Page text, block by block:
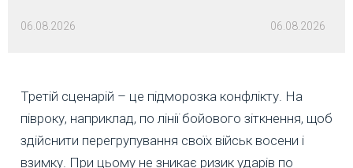
06.08.2026 06.08.2026
Третій сценарій – це підморозка конфлікту. На
півроку, наприклад, по лінії бойового зіткнення, щоб
здійснити перегрупування своїх військ восени і
взимку. При цьому не зникає ризик ударів по